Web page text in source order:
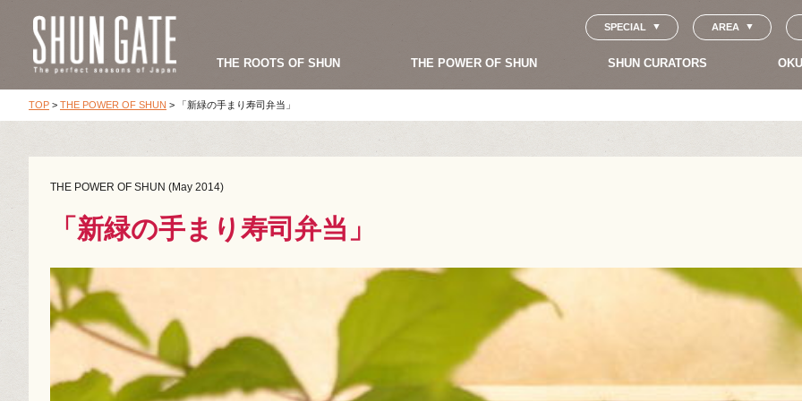
SPECIAL AREA
THE ROOTS OF SHUN THE POWER OF SHUN SHUN CURATORS
TOP > THE POWER OF SHUN > 「新緑の手まり寿司弁当」
THE POWER OF SHUN (May 2014)
「新緑の手まり寿司弁当」